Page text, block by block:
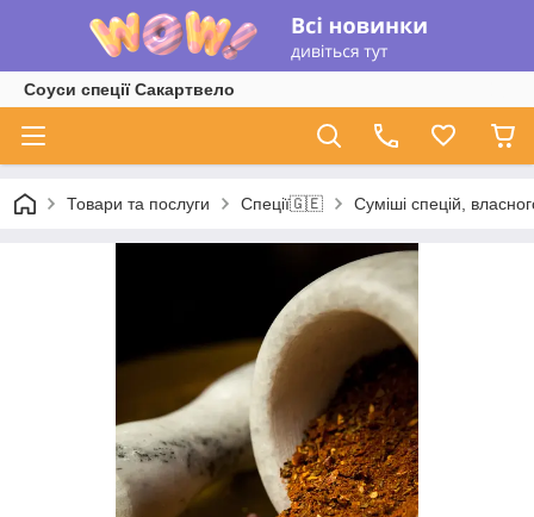
Соуси спеції Сакартвело
Товари та послуги Спеції🇬🇪 Суміші спецій,